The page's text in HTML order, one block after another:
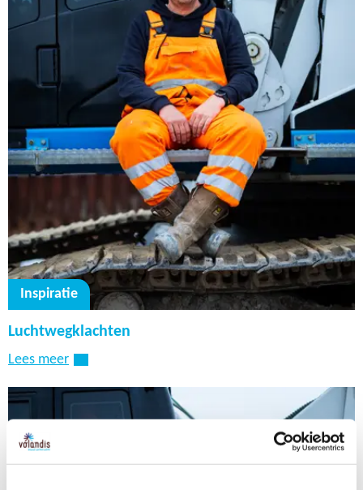
handschoenen
huidklachten
Was je handen alleen als het nodig is en gebruik
dan een milde zeep of mild reinigingsmiddel.
Droog je handen na het wassen goed af met een
schone, droge handdoek en smeer uw handen in
met een verzorgende crème.
Inspiratie
Luchtwegklachten
Lees meer